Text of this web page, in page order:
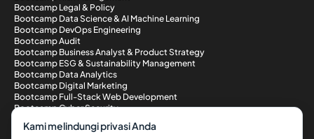
Bootcamp Legal & Policy
Bootcamp Data Science & AI Machine Learning
Bootcamp DevOps Engineering
Bootcamp Audit
Bootcamp Business Analyst & Product Strategy
Bootcamp ESG & Sustainability Management
Bootcamp Data Analytics
Bootcamp Digital Marketing
Bootcamp Full-Stack Web Development
Bootcamp Cyber Security
Metode Pembayaran
Kami melindungi privasi Anda